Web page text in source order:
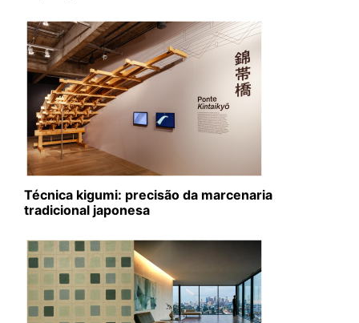
Técnica kigumi: precisão da marcenaria
tradicional japonesa